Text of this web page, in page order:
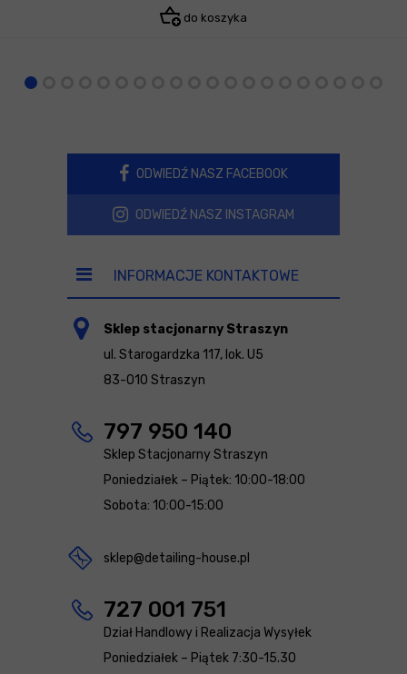
do koszyka
ODWIEDŹ NASZ FACEBOOK
ODWIEDŹ NASZ INSTAGRAM
INFORMACJE KONTAKTOWE
Sklep stacjonarny Straszyn
ul. Starogardzka 117, lok. U5
83-010 Straszyn
797 950 140
Sklep Stacjonarny Straszyn
Poniedziałek – Piątek: 10:00-18:00
Sobota: 10:00-15:00
sklep@detailing-house.pl
727 001 751
Dział Handlowy i Realizacja Wysyłek
Poniedziałek – Piątek 7:30-15.30